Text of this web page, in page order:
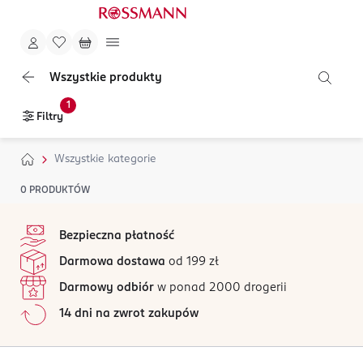
Wszystkie produkty
Filtry
1
Wszystkie kategorie
0 PRODUKTÓW
Bezpieczna płatność
Darmowa dostawa od 199 zł
Darmowy odbiór w ponad 2000 drogerii
14 dni na zwrot zakupów